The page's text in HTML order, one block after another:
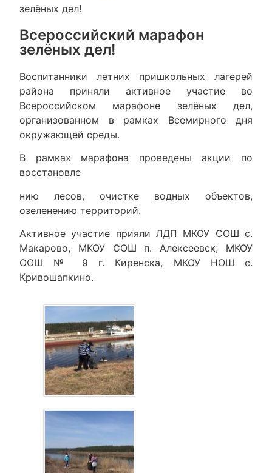
зелёных дел!
Всероссийский марафон
зелёных дел!
Воспитанники летних пришкольных лагерей
района приняли активное участие во
Всероссийском марафоне зелёных дел,
организованном в рамках Всемирного дня
окружающей среды.
В рамках марафона проведены акции по
восстановле
нию лесов, очистке водных объектов,
озеленению территорий.
Активное участие прияли ЛДП МКОУ СОШ с.
Макарово, МКОУ СОШ п. Алексеевск, МКОУ
ООШ № 9 г. Киренска, МКОУ НОШ с.
Кривошапкино.